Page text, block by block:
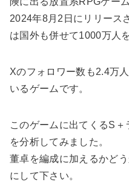
2024年8月2日にリリース
は国外も併せて1000万人
Xのフォロワー数も2.4万
いるゲームです。
このゲームに出てくるS
を分析してみました。
董卓を編成に加えるかど
にして下さい。